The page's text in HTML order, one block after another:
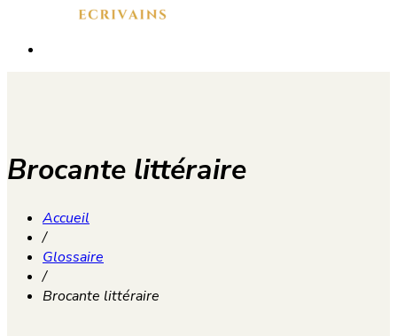
Brocante littéraire
Accueil
/
Glossaire
/
Brocante littéraire